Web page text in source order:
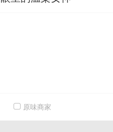
原味商家